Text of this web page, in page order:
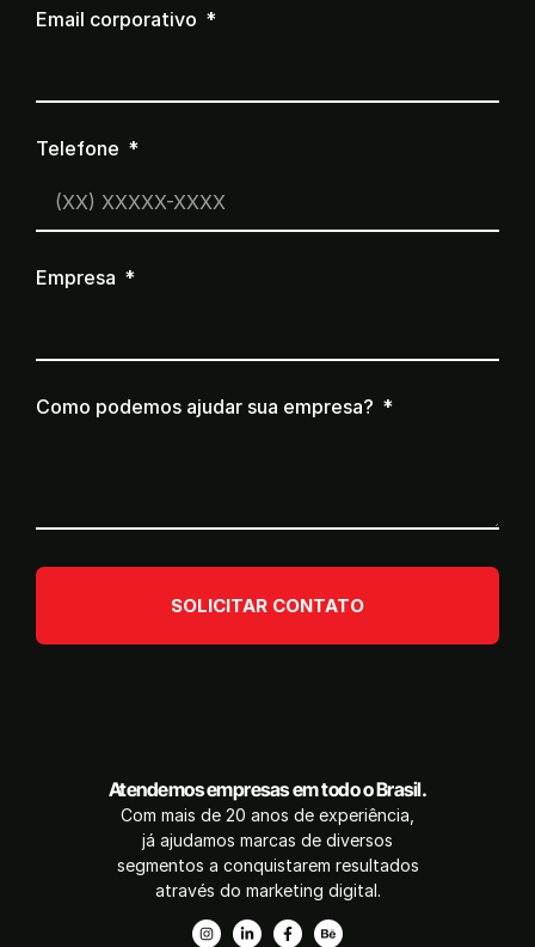
Email corporativo
Telefone
Empresa
Como podemos ajudar sua empresa?
SOLICITAR CONTATO
Atendemos empresas em todo o Brasil.
Com mais de 20 anos de experiência,
já ajudamos marcas de diversos
segmentos a conquistarem resultados
através do marketing digital.